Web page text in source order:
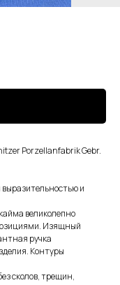
Porzellanfabrik Gebr.
выразительностью и
великолепно
Изящный
ручка
Контуры
сколов, трещин,